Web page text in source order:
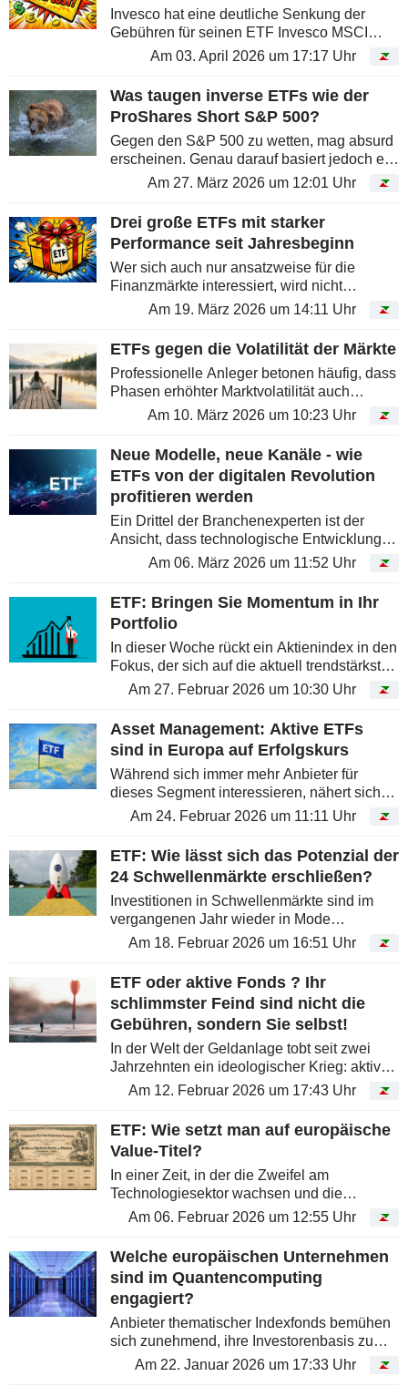
Invesco hat eine deutliche Senkung der
Gebühren für seinen ETF Invesco MSCI
World UCITS angekündigt, um zusätzliche
Anleger anzuziehen. Seit dem 1. April
sinken die Kosten von 0,19 % auf nur noch...
Am 03. April 2026 um 17:17 Uhr
Was taugen inverse ETFs wie der
ProShares Short S&P 500?
Gegen den S&P 500 zu wetten, mag absurd
erscheinen. Genau darauf basiert jedoch ein
weit verbreiteter ETF, der sowohl zur
eingesetzt wird. Der ProShares Short S&P...
Am 27. März 2026 um 12:01 Uhr
Drei große ETFs mit starker
Performance seit Jahresbeginn
Wer sich auch nur ansatzweise für die
Finanzmärkte interessiert, wird nicht
überrascht sein, auf dem obersten
koreanischen Markt abbildet, der seit
mehreren...
Am 19. März 2026 um 14:11 Uhr
ETFs gegen die Volatilität der Märkte
Professionelle Anleger betonen häufig, dass
Phasen erhöhter Marktvolatilität auch
Chancen bieten. Gleichzeitig sind sie jedoch
Druck zu reduzieren, kann es...
Am 10. März 2026 um 10:23 Uhr
Neue Modelle, neue Kanäle - wie
ETFs von der digitalen Revolution
profitieren werden
Ein Drittel der Branchenexperten ist der
Ansicht, dass technologische Entwicklungen
die verwalteten Vermögen bis 2030 um 80 %
Am 06. März 2026 um 11:52 Uhr
ETF: Bringen Sie Momentum in Ihr
Portfolio
In dieser Woche rückt ein Aktienindex in den
Fokus, der sich auf die aktuell trendstärksten
europäischen Titel konzentriert. Er
und untergewichtet Aktien mit...
Am 27. Februar 2026 um 10:30 Uhr
Asset Management: Aktive ETFs
sind in Europa auf Erfolgskurs
Während sich immer mehr Anbieter für
dieses Segment interessieren, nähert sich
der europäische Markt inzwischen der Marke
Am 24. Februar 2026 um 11:11 Uhr
ETF: Wie lässt sich das Potenzial der
24 Schwellenmärkte erschließen?
Investitionen in Schwellenmärkte sind im
vergangenen Jahr wieder in Mode
gekommen. Nach mehreren Jahren der
entwickelten Märkten profitierten die Large
Caps der...
Am 18. Februar 2026 um 16:51 Uhr
ETF oder aktive Fonds ? Ihr
schlimmster Feind sind nicht die
Gebühren, sondern Sie selbst!
In der Welt der Geldanlage tobt seit zwei
Jahrzehnten ein ideologischer Krieg: aktives
Management gegen passives Management
Am 12. Februar 2026 um 17:43 Uhr
ETF: Wie setzt man auf europäische
Value-Titel?
In einer Zeit, in der die Zweifel am
Technologiesektor wachsen und die
Volatilität Anleger nervös macht, ist die
erkunden. Das ist die Gelegenheit, den
guten...
Am 06. Februar 2026 um 12:55 Uhr
Welche europäischen Unternehmen
sind im Quantencomputing
engagiert?
Anbieter thematischer Indexfonds bemühen
sich zunehmend, ihre Investorenbasis zu
verbreitern - insbesondere durch eine
Am 22. Januar 2026 um 17:33 Uhr